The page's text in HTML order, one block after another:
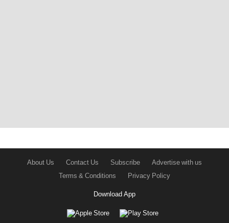
About Us Contact Us Subscribe
Advertise with us
Terms & Conditions
Privacy Policy
Download App